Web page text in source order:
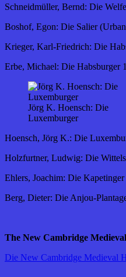
Schneidmüller, Bernd: Die
Boshof, Egon: Die Salier
Krieger, Karl-Friedrich: Die
Erbe, Michael: Die Habsburger
Jörg K. Hoensch: Die
Luxemburger
Hoensch, Jörg K.: Die
Holzfurtner, Ludwig: Die
Ehlers, Joachim: Die
Berg, Dieter: Die Anjou-
The New Cambridge
Die New Cambridge Medieval